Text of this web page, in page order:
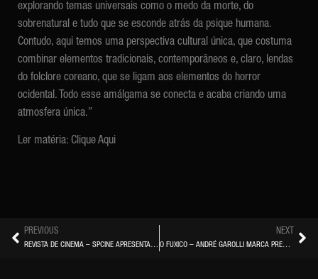
explorando temas universais como o medo da morte, do
sobrenatural e tudo que se esconde atrás da psique humana.
Contudo, aqui temos uma perspectiva cultural única, que costuma
combinar elementos tradicionais, contemporâneos e, claro, lendas
do folclore coreano, que se ligam aos elementos do horror
ocidental. Todo esse amálgama se conecta e acaba criando uma
atmosfera única.”
Ler matéria: Clique Aqui
PREVIOUS
REVISTA DE CINEMA – SPCINE APRESENTA O KOREAN FILM FESTIVAL
NEXT
O FUXICO – ANDRÉ GAROLLI MARCA PRESENÇA NA CABINE DO KOFF-FESTIVAL DE CINEMA COREANO